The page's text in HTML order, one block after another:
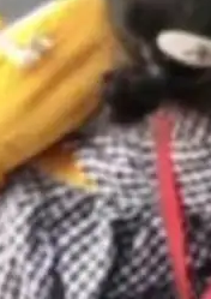
还能
赖的
得 Q
，今
。一
模块
和编
成模
重新
启公
V
）
V4-
能力
基准
可与
现面向
，一